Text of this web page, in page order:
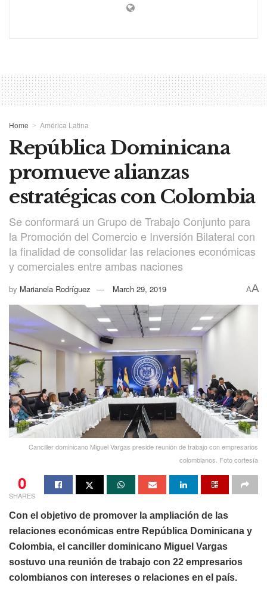
Home América Latina
República Dominicana
promueve alianzas
estratégicas con Colombia
Se conformará un Grupo de Trabajo Conjunto para
la Promoción del Comercio e Inversión Bilateral con
la finalidad de consolidar las relaciones económicas
y comerciales entre ambas naciones
by Marianela Rodríguez March 29, 2019 AA
Canciller dominicano Miguel Vargas preside reunión de trabajo con empresarios
colombianos. Foto cortesía
0
SHARES
Con el objetivo de promover la ampliación de las
relaciones económicas entre República Dominicana y
Colombia, el canciller dominicano Miguel Vargas
sostuvo una reunión de trabajo con 22 empresarios
colombianos con intereses o relaciones en el país.